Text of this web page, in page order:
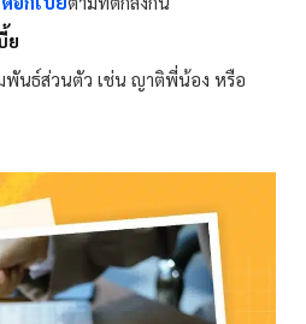
ย
นธ์ส่วนตัว เช่น ญาติพี่น้อง หรือ